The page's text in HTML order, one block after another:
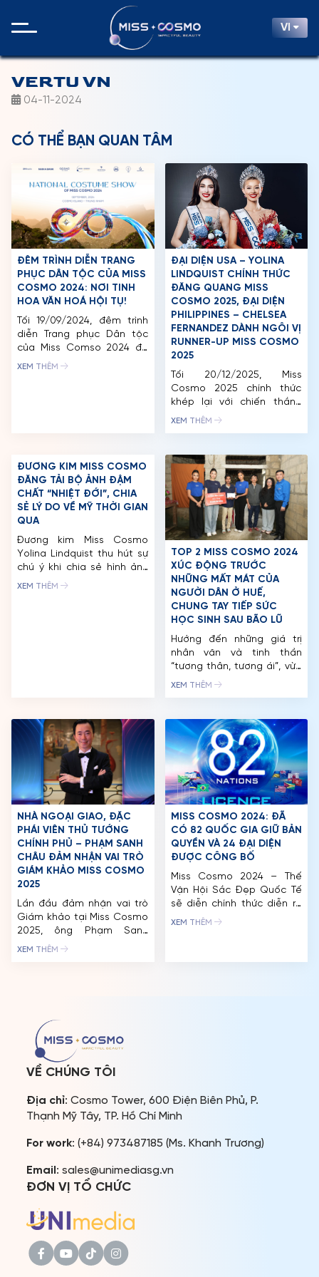
VI
TRANG CHỦ
MCO
CUỘC THI
TIN TỨC & THƯ VIỆN
FAQ
VERTU VN
04-11-2024
CÓ THỂ BẠN QUAN TÂM
ĐÊM TRÌNH DIỄN TRANG
PHỤC DÂN TỘC CỦA MISS
COSMO 2024: NƠI TINH
HOA VĂN HOÁ HỘI TỤ!
Tối 19/09/2024, đêm trình
diễn Trang phục Dân tộc
của Miss Comso 2024 đã
diễn ra tại Khu du lịch sinh
XEM THÊM
ĐẠI DIỆN USA – YOLINA
LINDQUIST CHÍNH THỨC
ĐĂNG QUANG MISS
COSMO 2025, ĐẠI DIỆN
PHILIPPINES – CHELSEA
FERNANDEZ DÀNH NGÔI VỊ
RUNNER-UP MISS COSMO
2025
Tối 20/12/2025, Miss
Cosmo 2025 chính thức
khép lại với chiến thắng
thuộc về Miss Cosmo USA
“IMPACTFUL CROWN”, biểu
tượng cho thế hệ nhan sắc
mới giàu bản lĩnh và sức
ảnh hưởng. Danh hiệu Á
hậu Miss Cosmo 2025 cùng
“IMPACTFUL TIARA” cũng đã
tìm […]
XEM THÊM
ĐƯƠNG KIM MISS COSMO
ĐĂNG TẢI BỘ ẢNH ĐẬM
CHẤT “NHIỆT ĐỚI”, CHIA
SẺ LÝ DO VỀ MỸ THỜI GIAN
QUA
Đương kim Miss Cosmo
Yolina Lindquist thu hút sự
chú ý khi chia sẻ hình ảnh
mới với phong cách street
XEM THÊM
TOP 2 MISS COSMO 2024
XÚC ĐỘNG TRƯỚC
NHỮNG MẤT MÁT CỦA
NGƯỜI DÂN Ở HUẾ,
CHUNG TAY TIẾP SỨC
HỌC SINH SAU BÃO LŨ
Hướng đến những giá trị
nhân văn và tinh thần
“tương thân, tương ái”, vừa
qua, Tổ chức Miss Cosmo
thực hiện hoạt động hỗ trợ
người dân khắc phục hậu
quả sau đợt lũ lụt nghiêm
trọng vừa qua. Tiếp nối
hành trình […]
XEM THÊM
NHÀ NGOẠI GIAO, ĐẶC
PHÁI VIÊN THỦ TƯỚNG
CHÍNH PHỦ – PHẠM SANH
CHÂU ĐẢM NHẬN VAI TRÒ
GIÁM KHẢO MISS COSMO
2025
Lần đầu đảm nhận vai trò
Giám khảo tại Miss Cosmo
2025, ông Phạm Sanh
Châu – Nhà Ngoại giao kỳ
tư duy của thí sinh. Ông […]
XEM THÊM
MISS COSMO 2024: ĐÃ
CÓ 82 QUỐC GIA GIỮ BẢN
QUYỀN VÀ 24 ĐẠI DIỆN
ĐƯỢC CÔNG BỐ
Miss Cosmo 2024 – Thế
Vận Hội Sắc Đẹp Quốc Tế
sẽ diễn chính thức diễn ra
từ giữa tháng 9/2024 đến
XEM THÊM
VỀ CHÚNG TÔI
Địa chỉ: Cosmo Tower, 600 Điện Biên Phủ, P.
Thạnh Mỹ Tây, TP. Hồ Chí Minh
For work: (+84) 973487185 (Ms. Khanh Trương)
Email : sales@unimediasg.vn
ĐƠN VỊ TỔ CHỨC